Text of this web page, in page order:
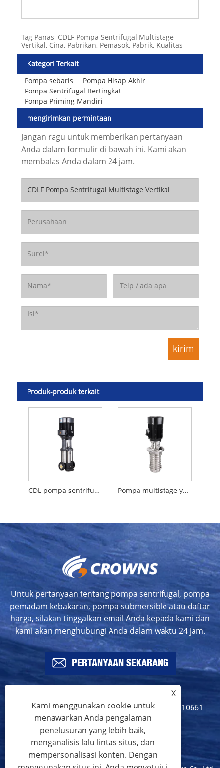
Tag Panas: CDLF Pompa Sentrifugal Multistage
Vertikal, Cina, Pabrikan, Pemasok, Pabrik, Kualitas
Kategori Terkait
Pompa sebaris
Pompa Hisap Akhir
Pompa Sentrifugal Bertingkat
Pompa Priming Mandiri
mengirimkan permintaan
Jangan ragu untuk memberikan pertanyaan
Anda dalam formulir di bawah ini. Kami akan
membalas Anda dalam 24 jam.
Produk-produk terkait
CDL pompa sentrifugal multistage vertikal Pompa multistage yang direndam CDLK/CDLKF
Untuk pertanyaan tentang pompa sentrifugal, pompa
pemadam kebakaran, pompa submersible atau daftar
harga, silakan tinggalkan email Anda kepada kami dan
kami akan menghubungi Anda dalam waktu 24 jam.
PERTANYAAN SEKARANG
+86-18217210661
info@crownspump.com
+86-18217210661
X
Kami menggunakan cookie untuk
menawarkan Anda pengalaman
penelusuran yang lebih baik,
menganalisis lalu lintas situs, dan
mempersonalisasi konten. Dengan